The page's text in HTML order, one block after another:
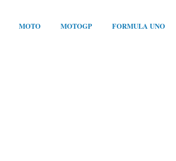
MOTO MOTOGP FORMULA UNO